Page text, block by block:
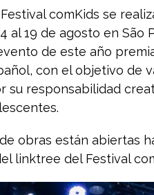
comKids se
al 19 de agosto en
de este año
con el objetivo de
su responsabilidad
obras están abiertas
linktree del Festival